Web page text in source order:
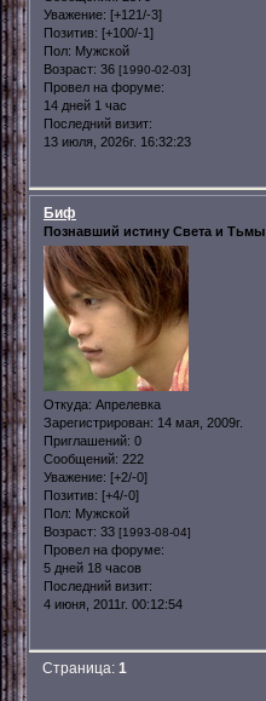
Уважение: [+121/-3]
Позитив: [+100/-1]
Пол: Мужской
Возраст: 36 [1990-02-03]
Провел на форуме:
14 дней 1 час
Последний визит:
13 июля, 2026г. 16:32:23
Биф
Познавший истину Света и Тьмы
Откуда: Апрелевка
Зарегистрирован: 14 мая, 2009г.
Приглашений: 0
Сообщений: 222
Уважение: [+2/-0]
Позитив: [+4/-0]
Пол: Мужской
Возраст: 33 [1993-08-04]
Провел на форуме:
5 дней 18 часов
Последний визит:
4 июня, 2011г. 00:12:54
Страница:1